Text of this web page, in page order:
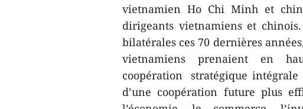
vietnamien Ho Chi Minh et
dirigeants vietnamiens et
bilatérales ces 70 dernières
vietnamiens prenaient en
coopération stratégique intégrale
d’une coopération future plus